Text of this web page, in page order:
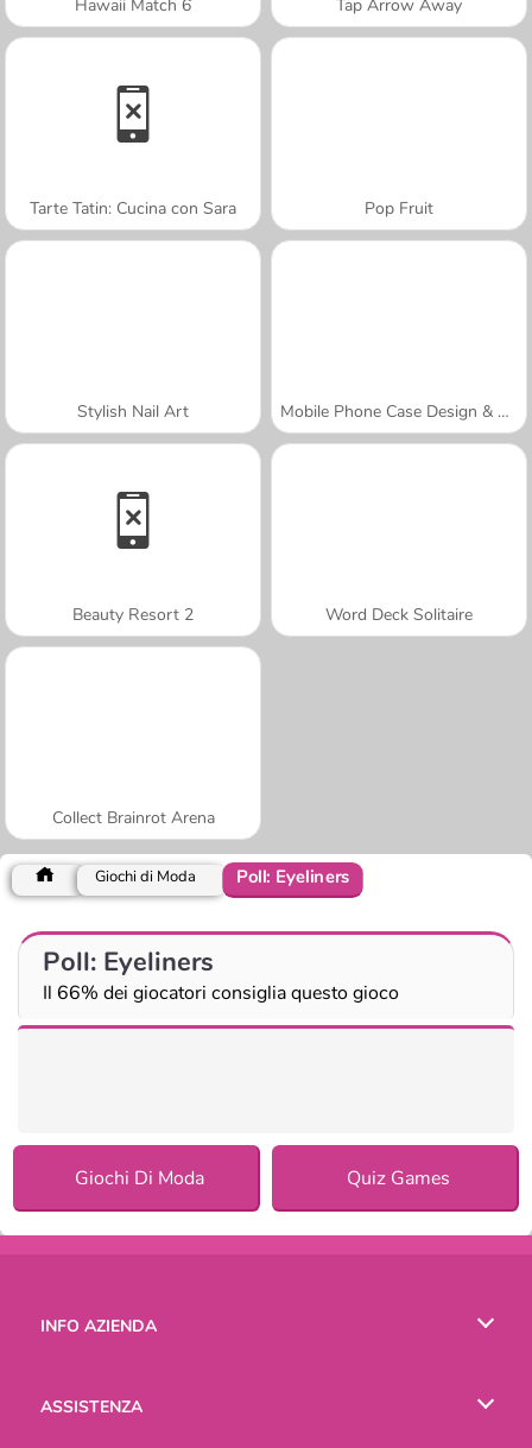
Hawaii Match 6 Tap Arrow Away
Tarte Tatin: Cucina con Sara Pop Fruit
Stylish Nail Art Mobile Phone Case Design & DIY
Beauty Resort 2 Word Deck Solitaire
Collect Brainrot Arena
Giochi di Moda Poll: Eyeliners
Poll: Eyeliners
Il 66% dei giocatori consiglia questo gioco
Giochi Di Moda Quiz Games
INFO AZIENDA
ASSISTENZA